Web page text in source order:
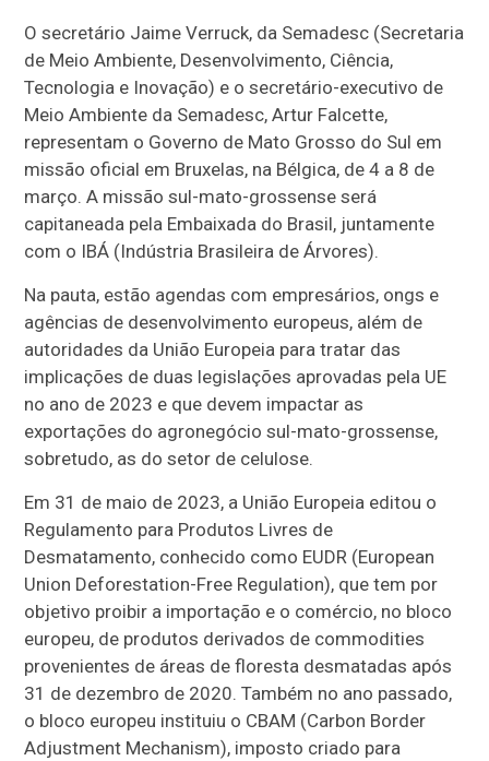
O secretário Jaime Verruck, da Semadesc (Secretaria
de Meio Ambiente, Desenvolvimento, Ciência,
Tecnologia e Inovação) e o secretário-executivo de
Meio Ambiente da Semadesc, Artur Falcette,
representam o Governo de Mato Grosso do Sul em
missão oficial em Bruxelas, na Bélgica, de 4 a 8 de
março. A missão sul-mato-grossense será
capitaneada pela Embaixada do Brasil, juntamente
com o IBÁ (Indústria Brasileira de Árvores).
Na pauta, estão agendas com empresários, ongs e
agências de desenvolvimento europeus, além de
autoridades da União Europeia para tratar das
implicações de duas legislações aprovadas pela UE
no ano de 2023 e que devem impactar as
exportações do agronegócio sul-mato-grossense,
sobretudo, as do setor de celulose.
Em 31 de maio de 2023, a União Europeia editou o
Regulamento para Produtos Livres de
Desmatamento, conhecido como EUDR (European
Union Deforestation-Free Regulation), que tem por
objetivo proibir a importação e o comércio, no bloco
europeu, de produtos derivados de commodities
provenientes de áreas de floresta desmatadas após
31 de dezembro de 2020. Também no ano passado,
o bloco europeu instituiu o CBAM (Carbon Border
Adjustment Mechanism), imposto criado para